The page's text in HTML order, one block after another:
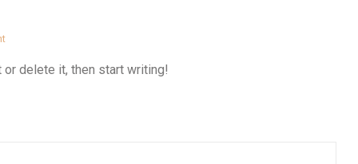
delete it, then start writing!